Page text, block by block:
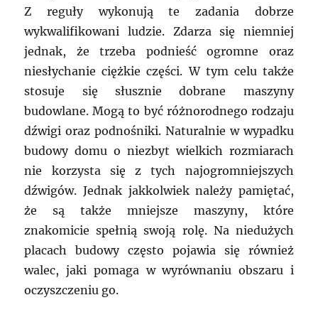
Z reguły wykonują te zadania dobrze
wykwalifikowani ludzie. Zdarza się niemniej
jednak, że trzeba podnieść ogromne oraz
niesłychanie ciężkie części. W tym celu także
stosuje się słusznie dobrane maszyny
budowlane. Mogą to być różnorodnego rodzaju
dźwigi oraz podnośniki. Naturalnie w wypadku
budowy domu o niezbyt wielkich rozmiarach
nie korzysta się z tych najogromniejszych
dźwigów. Jednak jakkolwiek należy pamiętać,
że są także mniejsze maszyny, które
znakomicie spełnią swoją rolę. Na niedużych
placach budowy często pojawia się również
walec, jaki pomaga w wyrównaniu obszaru i
oczyszczeniu go.